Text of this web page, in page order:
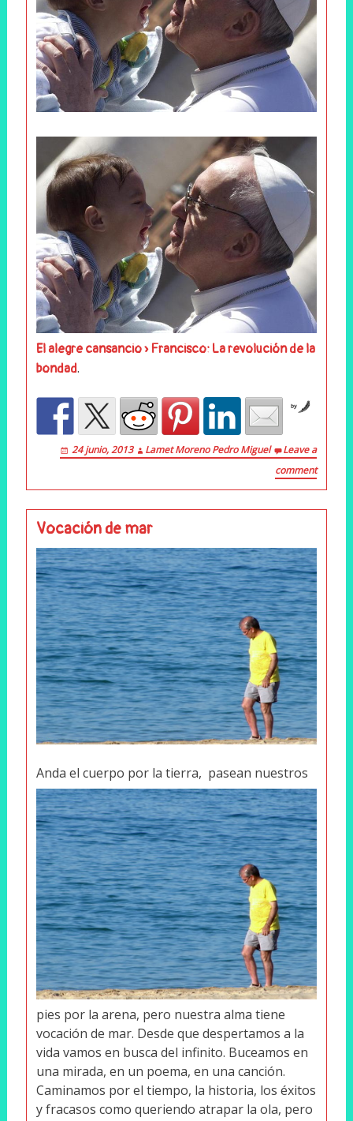
El alegre cansancio » Francisco: La revolución de la
bondad.
by
24 junio, 2013 Lamet Moreno Pedro Miguel
Leave a
comment
Vocación de mar
Anda el cuerpo por la tierra, pasean nuestros
pies por la arena, pero nuestra alma tiene
vocación de mar. Desde que despertamos a la
vida vamos en busca del infinito. Buceamos en
una mirada, en un poema, en una canción.
Caminamos por el tiempo, la historia, los éxitos
y fracasos como queriendo atrapar la ola, pero